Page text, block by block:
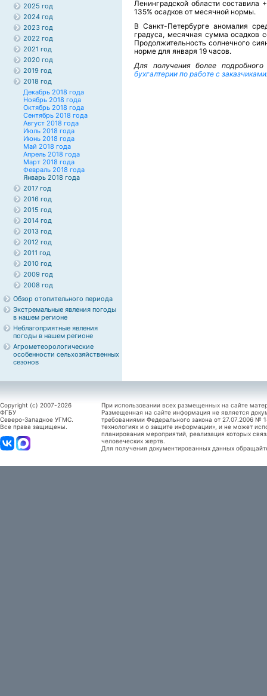
2025 год
2024 год
2023 год
2022 год
2021 год
2020 год
2019 год
2018 год
Декабрь 2018 года
Ноябрь 2018 года
Октябрь 2018 года
Сентябрь 2018 года
Август 2018 года
Июль 2018 года
Июнь 2018 года
Май 2018 года
Апрель 2018 года
Март 2018 года
Февраль 2018 года
Январь 2018 года
2017 год
2016 год
2015 год
2014 год
2013 год
2012 год
2011 год
2010 год
2009 год
2008 год
Обзор отопительного периода
Экстремальные явления погоды
в нашем регионе
Неблагоприятные явления
погоды в нашем регионе
Агрометеорологические
особенности сельхозяйственных
сезонов
Ленинградской области
135% осадков от месячной нормы.
В Санкт-Петербурге аномалия
градуса, месячная сумма осадков
Продолжительность солнечного
норме для января 19 часов.
Для получения более
бухгалтерии по работе с заказчиками
Copyright (c) 2007-2026
ФГБУ
Северо-Западное УГМС.
Все права защищены.
При использовании всех размещенных на сайте
Размещенная на сайте информация не является
требованиями Федерального закона от 27.07.2006
технологиях и о защите информации», и не может
планирования мероприятий, реализация которых
человеческих жертв.
Для получения документированных данных